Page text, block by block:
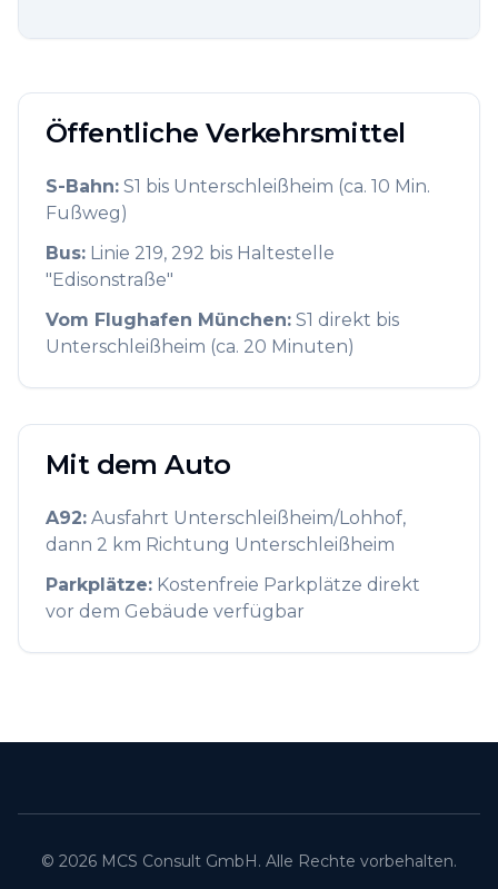
Öffentliche Verkehrsmittel
S-Bahn: S1 bis Unterschleißheim (ca. 10 Min.
Fußweg)
Bus: Linie 219, 292 bis Haltestelle
"Edisonstraße"
Vom Flughafen München: S1 direkt bis
Unterschleißheim (ca. 20 Minuten)
Mit dem Auto
A92: Ausfahrt Unterschleißheim/Lohhof,
dann 2 km Richtung Unterschleißheim
Parkplätze: Kostenfreie Parkplätze direkt
vor dem Gebäude verfügbar
© 2026 MCS Consult GmbH. Alle Rechte vorbehalten.